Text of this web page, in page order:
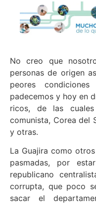
No creo que
personas de origen
peores
padecemos y hoy en
ricos, de las cuales
comunista, Corea del
y otras.
La Guajira como
pasmadas, por
republicano
corrupta, que poco
sacar el